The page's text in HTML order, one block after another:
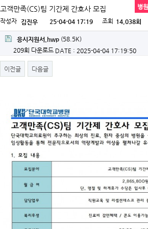
병
고객만족(CS)팀 기간제 간호사 모집
작성자 김진우 25-04-04 17:19 조회 14,038회
응시지원서.hwp (58.5K)
209회 다운로드 DATE : 2025-04-04 17:19:50
이전글 다음글